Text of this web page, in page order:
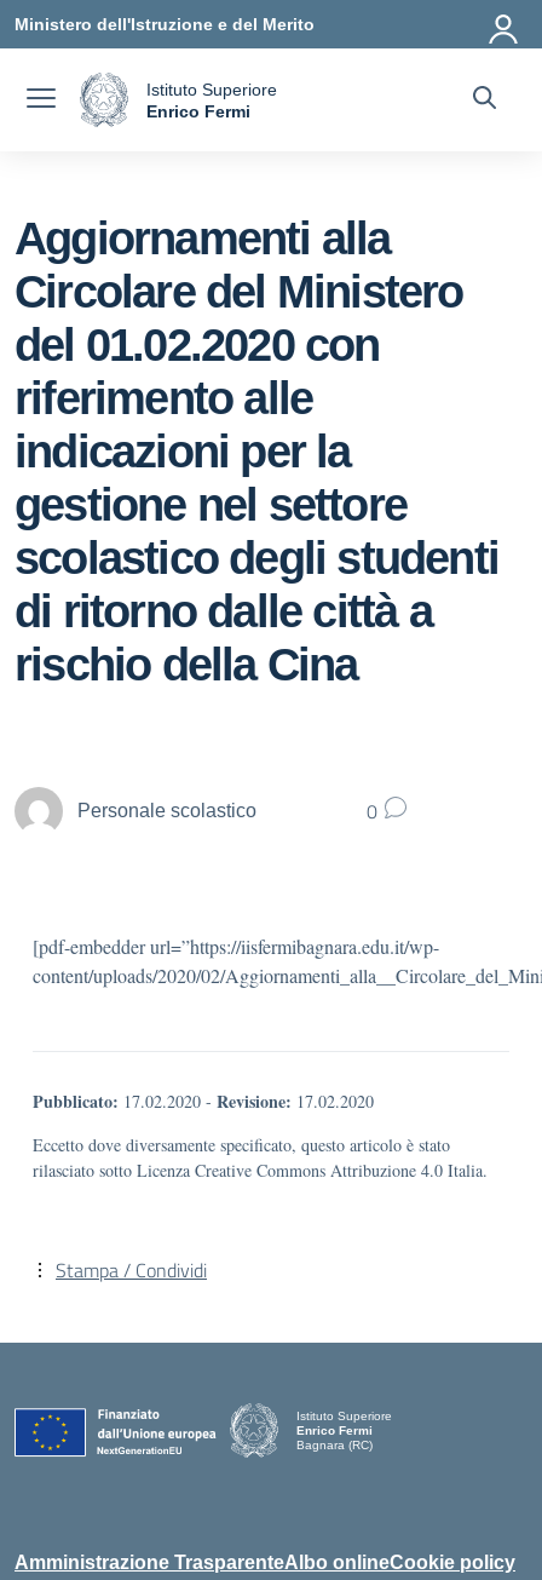
Vai ai contenuti
Vai al menu di navigazione
Vai al footer
Ministero dell'Istruzione e del Merito
Istituto Superiore
Enrico Fermi
Aggiornamenti alla
Circolare del Ministero
del 01.02.2020 con
riferimento alle
indicazioni per la
gestione nel settore
scolastico degli studenti
di ritorno dalle città a
rischio della Cina
Personale scolastico 0
[pdf-embedder url=”https://iisfermibagnara.edu.it/wp-
content/uploads/2020/02/
Pubblicato: 17.02.2020 - Revisione: 17.02.2020
Eccetto dove diversamente specificato, questo articolo è stato
rilasciato sotto Licenza Creative Commons Attribuzione 4.0 Italia.
Stampa / Condividi
Istituto Superiore
Enrico Fermi
Bagnara (RC)
Amministrazione TrasparenteAlbo onlineCookie policy